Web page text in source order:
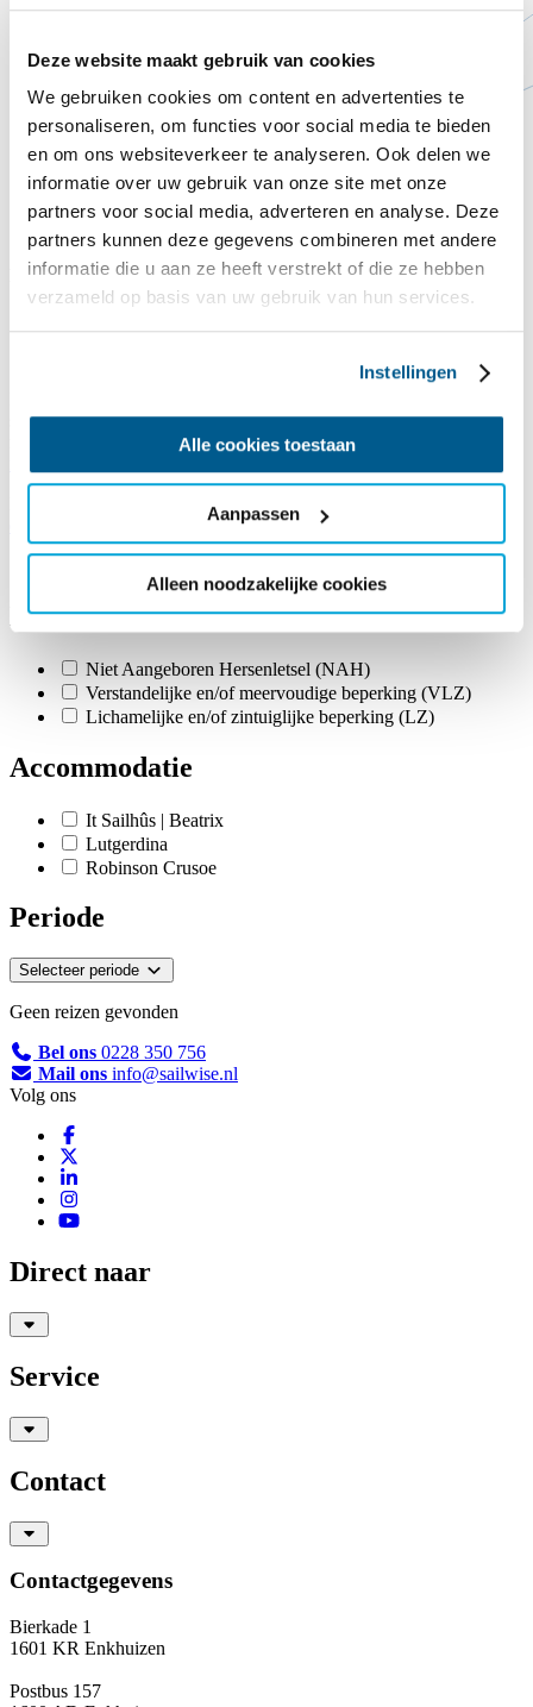
Deze website maakt gebruik van cookies
We gebruiken cookies om content en advertenties te
personaliseren, om functies voor social media te bieden
en om ons websiteverkeer te analyseren. Ook delen we
informatie over uw gebruik van onze site met onze
partners voor social media, adverteren en analyse. Deze
partners kunnen deze gegevens combineren met andere
informatie die u aan ze heeft verstrekt of die ze hebben
verzameld op basis van uw gebruik van hun services.
Instellingen
Alle cookies toestaan
Aanpassen
Alleen noodzakelijke cookies
Reisaanbod 2026
Informatiezeilvakantiebekeken? ✅
staan, is jouw eigen bijdrage. De meerkosten voor de reis zijn voor
rekening van SailWise. Wil je daar meer over weten,
Boek je voor een hele groep,
Beperkingen
Niet Aangeboren Hersenletsel (NAH)
Verstandelijke en/of meervoudige beperking (VLZ)
Lichamelijke en/of zintuiglijke beperking (LZ)
Accommodatie
It Sailhûs | Beatrix
Lutgerdina
Robinson Crusoe
Periode
Selecteer periode
Geen reizen gevonden
Bel ons 0228 350 756
Mail ons info@sailwise.nl
Volg ons
Direct naar
Service
Contact
Contactgegevens
Bierkade 1
1601 KR Enkhuizen
Postbus 157